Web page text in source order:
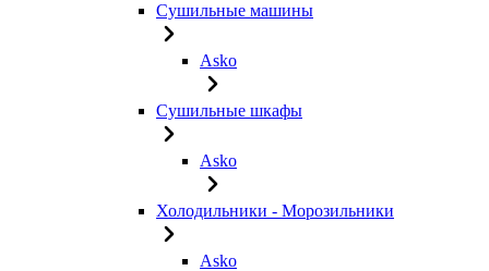
Сушильные машины
Asko
Сушильные шкафы
Asko
Холодильники - Морозильники
Asko